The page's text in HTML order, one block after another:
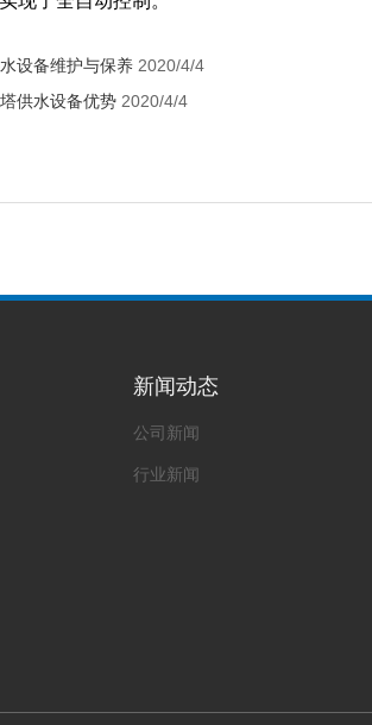
设备维护与保养 2020/4/4
供水设备优势 2020/4/4
新闻动态
公司新闻
行业新闻